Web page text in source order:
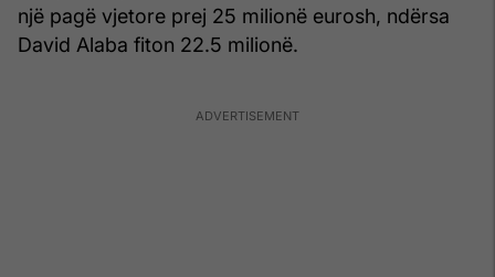
një pagë vjetore prej 25 milionë eurosh, ndërsa
David Alaba fiton 22.5 milionë.